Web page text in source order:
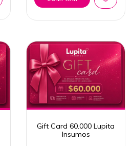
Gift Card 60.000 Lupita
Insumos